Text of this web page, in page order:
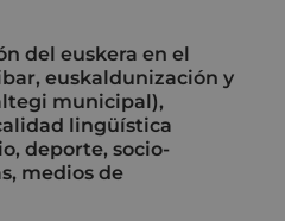
del euskera en el
euskaldunización y
municipal),
lingüística
deporte, socio-
medios de